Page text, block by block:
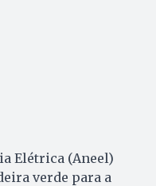
Elétrica (Aneel)
verde para a